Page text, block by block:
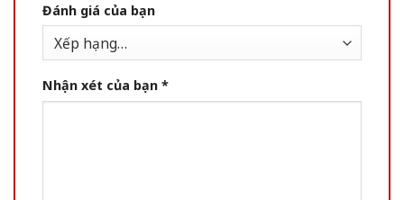
Đánh giá của bạn
Nhận xét của bạn *